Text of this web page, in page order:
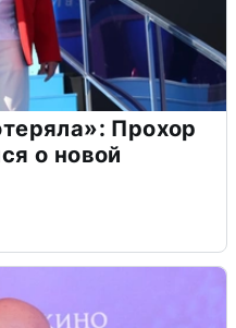
Прохор
о новой